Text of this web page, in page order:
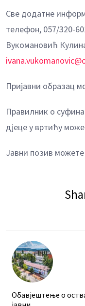
Све додатне
телефон, 057/320-
Вукомановић
Пријавни образац
Правилник о
дјеце у вртићу
Јавни позив
Обавјештење о